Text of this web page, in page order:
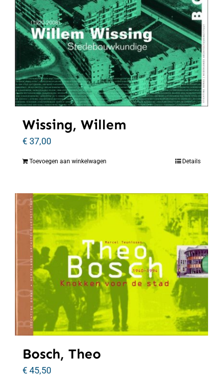
Wissing, Willem
€37,00
Toevoegen aan winkelwagen Details
Bosch, Theo
€45,50